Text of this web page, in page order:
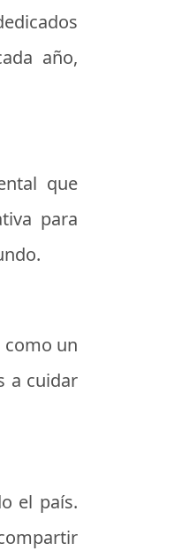
año,
que
para
como un
a cuidar
el país.